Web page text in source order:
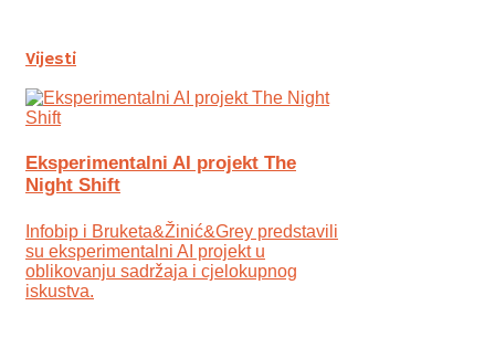
Vijesti
Eksperimentalni AI projekt The
Night Shift
Infobip i Bruketa&Žinić&Grey predstavili
su eksperimentalni AI projekt u
oblikovanju sadržaja i cjelokupnog
iskustva.